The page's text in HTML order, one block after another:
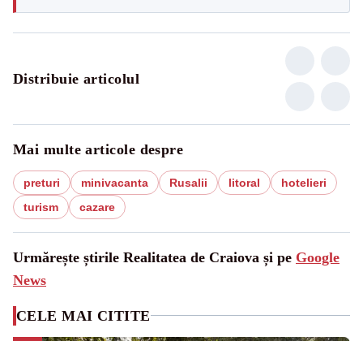
Distribuie articolul
Mai multe articole despre
preturi minivacanta Rusalii litoral
hotelieri
turism
cazare
Urmărește știrile Realitatea de Craiova și pe Google
News
CELE MAI CITITE